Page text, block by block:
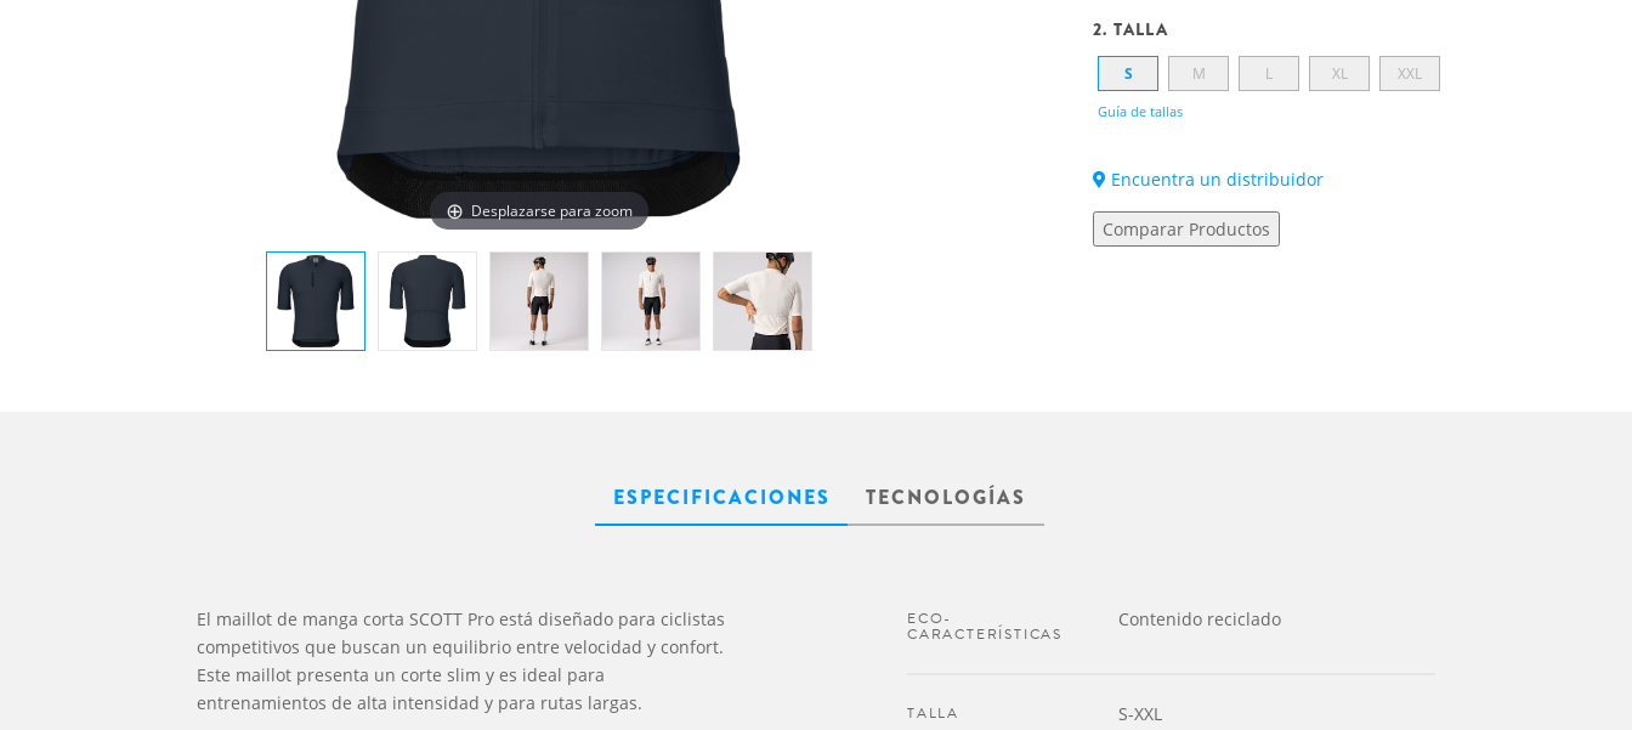
Desplazarse para zoom
2. TALLA
S M L XL XXL
Guía de tallas
Encuentra un distribuidor
Comparar Productos
ESPECIFICACIONES TECNOLOGÍAS
El maillot de manga corta SCOTT Pro está diseñado para ciclistas
competitivos que buscan un equilibrio entre velocidad y confort.
Este maillot presenta un corte slim y es ideal para
entrenamientos de alta intensidad y para rutas largas.
ECO-
CARACTERÍSTICAS
Contenido reciclado
TALLA S-XXL